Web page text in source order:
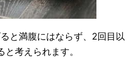
と満腹にはならず、2回目以
考えられます。